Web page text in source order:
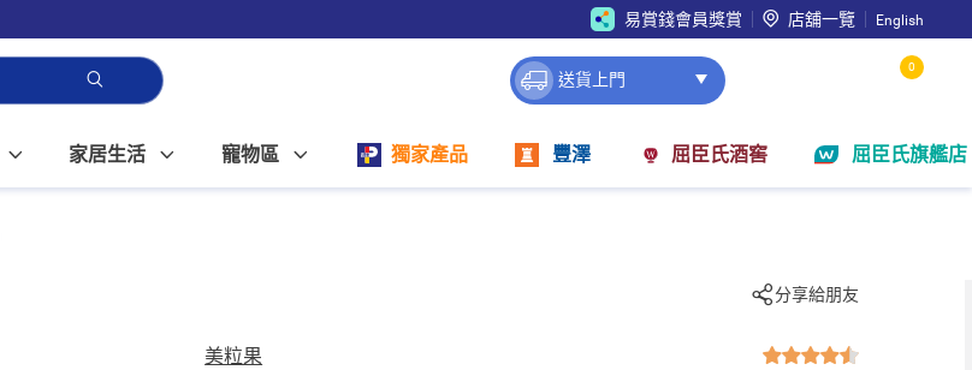
易賞錢會員獎賞 店舖一覽 English
送貨上門
0
家居生活 寵物區 獨家產品 豐澤 屈臣氏酒窖 屈臣氏旗艦店
分享給朋友
美粒果